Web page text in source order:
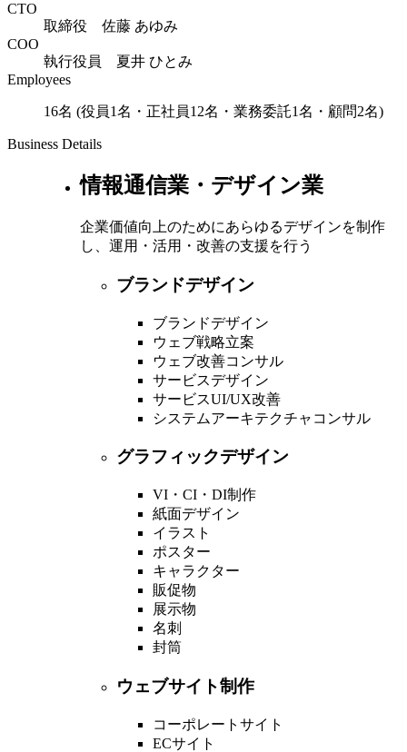
CTO
取締役 佐藤 あゆみ
COO
執行役員 夏井 ひとみ
Employees
16名 (役員1名・正社員12名・業務委託1名・顧問2名)
Business Details
情報通信業・デザイン業
企業価値向上のためにあらゆるデザインを制作
し、運用・活用・改善の支援を行う
ブランドデザイン
ブランドデザイン
ウェブ戦略立案
ウェブ改善コンサル
サービスデザイン
サービスUI/UX改善
システムアーキテクチャコンサル
グラフィックデザイン
VI・CI・DI制作
紙面デザイン
イラスト
ポスター
キャラクター
販促物
展示物
名刺
封筒
ウェブサイト制作
コーポレートサイト
ECサイト